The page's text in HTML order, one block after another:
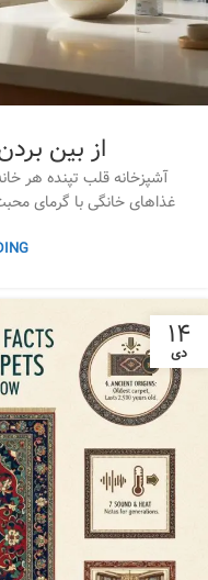
از بین
آشپزخانه قلب تپنده هر
غذاهای خانگی با گرمای
۱۴
دی